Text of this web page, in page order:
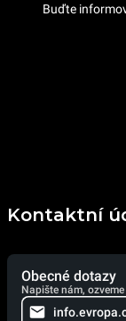
Buďte
Kontaktní
Obecné dotazy
Napište nám,